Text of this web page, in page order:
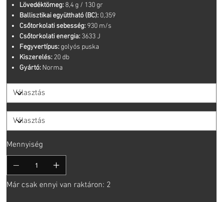
Lövedéktömeg:8,4 g / 130 gr
Ballisztikai együttható (BC):0,359
Csőtorkolati sebesség:930 m/s
Csőtorkolati energia:3633 J
Fegyvertípus:golyós puska
Kiszerelés:20 db
Gyártó:Norma
Mennyiség
Már csak ennyi van raktáron: 2